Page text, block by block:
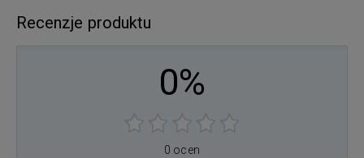
Recenzje produktu
0%
0 ocen